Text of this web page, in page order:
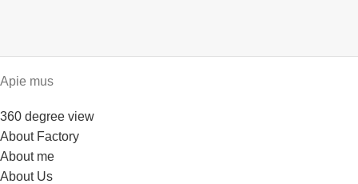
Apie mus
360 degree view
About Factory
About me
About Us